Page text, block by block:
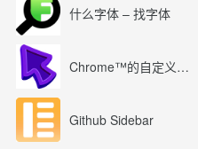
什么字体 – 找字体
Chrome™的自定义光标
Github Sidebar